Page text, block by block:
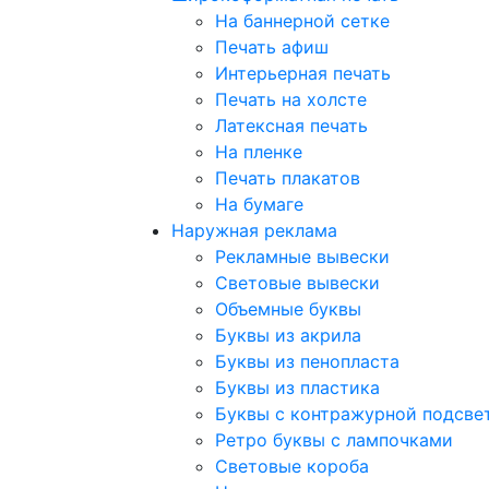
На баннерной сетке
Печать афиш
Интерьерная печать
Печать на холсте
Латексная печать
На пленке
Печать плакатов
На бумаге
Наружная реклама
Рекламные вывески
Световые вывески
Объемные буквы
Буквы из акрила
Буквы из пенопласта
Буквы из пластика
Буквы с контражурной
Ретро буквы с лампочками
Световые короба